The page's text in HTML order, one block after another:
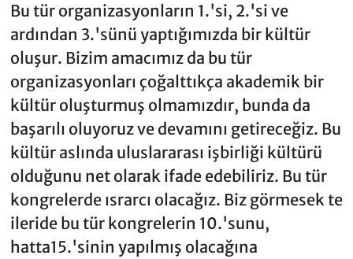
Bu tür organizasyonların 1.'si, 2.'si ve
ardından 3.'sünü yaptığımızda bir kültür
oluşur. Bizim amacımız da bu tür
organizasyonları çoğalttıkça akademik bir
kültür oluşturmuş olmamızdır, bunda da
başarılı oluyoruz ve devamını getireceğiz. Bu
kültür aslında uluslararası işbirliği kültürü
olduğunu net olarak ifade edebiliriz. Bu tür
kongrelerde ısrarcı olacağız. Biz görmesek te
ileride bu tür kongrelerin 10.'sunu,
hatta15.'sinin yapılmış olacağına